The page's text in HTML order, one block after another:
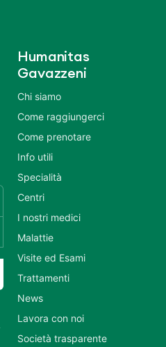
Humanitas
Gavazzeni
Chi siamo
Come raggiungerci
Come prenotare
Info utili
Specialità
Centri
I nostri medici
Malattie
Visite ed Esami
Trattamenti
News
Lavora con noi
Società trasparente